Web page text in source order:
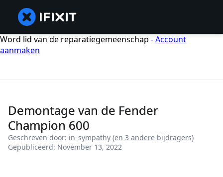
Word lid van de reparatiegemeenschap -Account
aanmaken
Demontage van de Fender
Champion 600
Geschreven door: in_sympathy (en 3 andere bijdragers)
Gepubliceerd: November 13, 2022